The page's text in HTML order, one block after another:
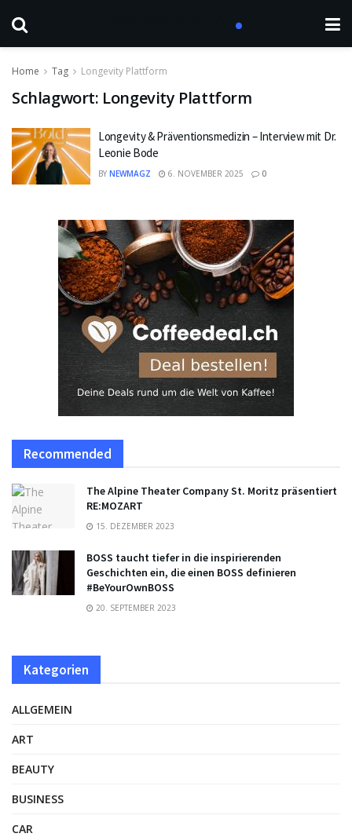
Home Tag Longevity Plattform
Schlagwort: Longevity Plattform
Longevity & Präventionsmedizin – Interview mit Dr.
Leonie Bode
BY NEWMAGZ 6. NOVEMBER 2025 0
Recommended
The Alpine Theater Company St. Moritz präsentiert
RE:MOZART
15. DEZEMBER 2023
BOSS taucht tiefer in die inspirierenden
Geschichten ein, die einen BOSS definieren
#BeYourOwnBOSS
20. SEPTEMBER 2023
Kategorien
ALLGEMEIN
ART
BEAUTY
BUSINESS
CAR